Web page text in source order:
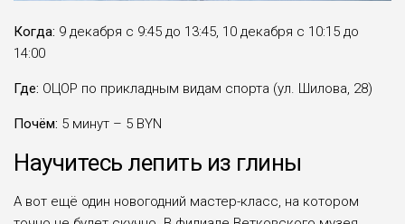
Когда: 9 декабря с 9:45 до 13:45, 10 декабря с 10:15 до
14:00
Где: ОЦОР по прикладным видам спорта (ул. Шилова, 28)
Почём: 5 минут – 5 BYN
Научитесь лепить из глины
А вот ещё один новогодний мастер-класс, на котором